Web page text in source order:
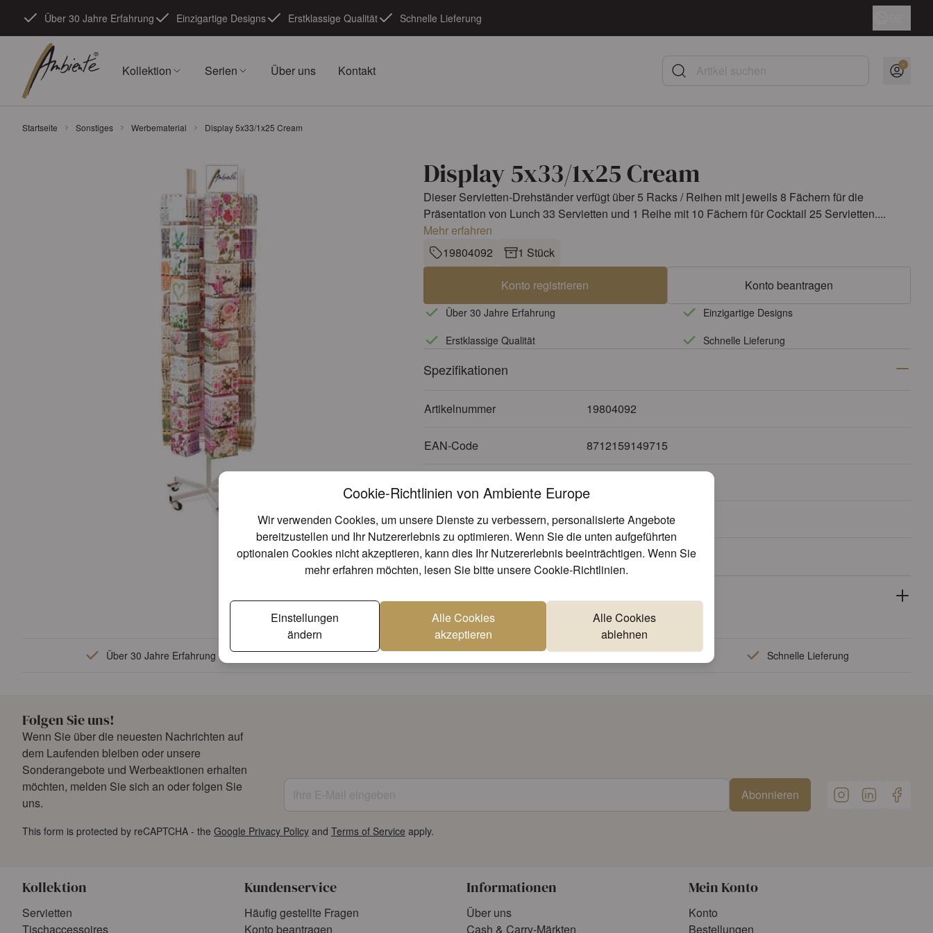
Cookie-Richtlinien von Ambiente Europe
Wir verwenden Cookies, um unsere Dienste zu verbessern, personalisierte Angebote
bereitzustellen und Ihr Nutzererlebnis zu optimieren. Wenn Sie die unten aufgeführten
optionalen Cookies nicht akzeptieren, kann dies Ihr Nutzererlebnis beeinträchtigen. Wenn Sie
mehr erfahren möchten, lesen Sie bitte unsereCookie-Richtlinien.
Einstellungen
ändern
Alle Cookies
akzeptieren
Alle Cookies
ablehnen
Über 30 Jahre Erfahrung Einzigartige Designs Erstklassige Qualität Schnelle Lieferung
Kollektion Serien Über uns Kontakt Artikel suchen
Startseite Sonstiges Werbematerial Display 5x33/1x25 Cream
Display 5x33/1x25 Cream
Dieser Servietten-Drehständer verfügt über 5 Racks / Reihen mit jeweils 8 Fächern für die
Präsentation von Lunch 33 Servietten und 1 Reihe mit 10 Fächern für Cocktail 25 Servietten....
Mehr erfahren
19804092
1 Stück
Konto registrieren Konto beantragen
Über 30 Jahre Erfahrung
Einzigartige Designs
Erstklassige Qualität
Schnelle Lieferung
Spezifikationen
Artikelnummer 19804092
EAN-Code 8712159149715
Grösse 60x200 cm
Farbe Creme
Über 30 Jahre Erfahrung Einzigartige Designs Erstklassige Qualität Schnelle Lieferung
Folgen Sie uns!
Wenn Sie über die neuesten Nachrichten auf
dem Laufenden bleiben oder unsere
Sonderangebote und Werbeaktionen erhalten
möchten, melden Sie sich an oder folgen Sie
uns.
Abonnieren
This form is protected by reCAPTCHA - the Google Privacy Policy and Terms of Service apply.
Kollektion
Servietten
Tischaccessoires
Kundenservice
Häufig gestellte Fragen
Konto beantragen
Informationen
Über uns
Cash & Carry-Märkten
Mein Konto
Konto
Bestellungen